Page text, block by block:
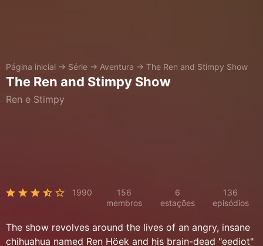
Página inicial → Série → Aventura → The Ren and Stimpy Show
The Ren and Stimpy Show
Ren e Stimpy
1990
156
membros
6
estações
136
episódios
The show revolves around the lives of an angry, insane
chihuahua named Ren Höek and his brain-dead "eediot"